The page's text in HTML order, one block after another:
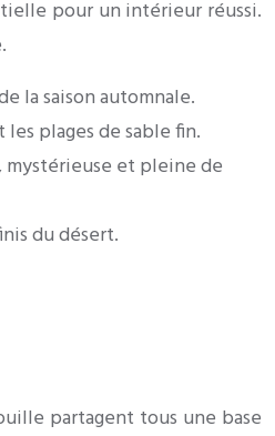
pour un intérieur réussi.
la saison automnale.
plages de sable fin.
et pleine de
du désert.
partagent tous une base